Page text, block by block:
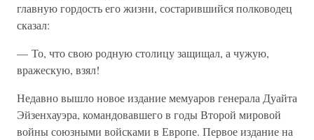
главную гордость его жизни, состарившийся полководец
сказал:
— То, что свою родную столицу защищал, а чужую,
вражескую, взял!
Недавно вышло новое издание мемуаров генерала Дуайта
Эйзенхауэра, командовавшего в годы Второй мировой
войны союзными войсками в Европе. Первое издание на